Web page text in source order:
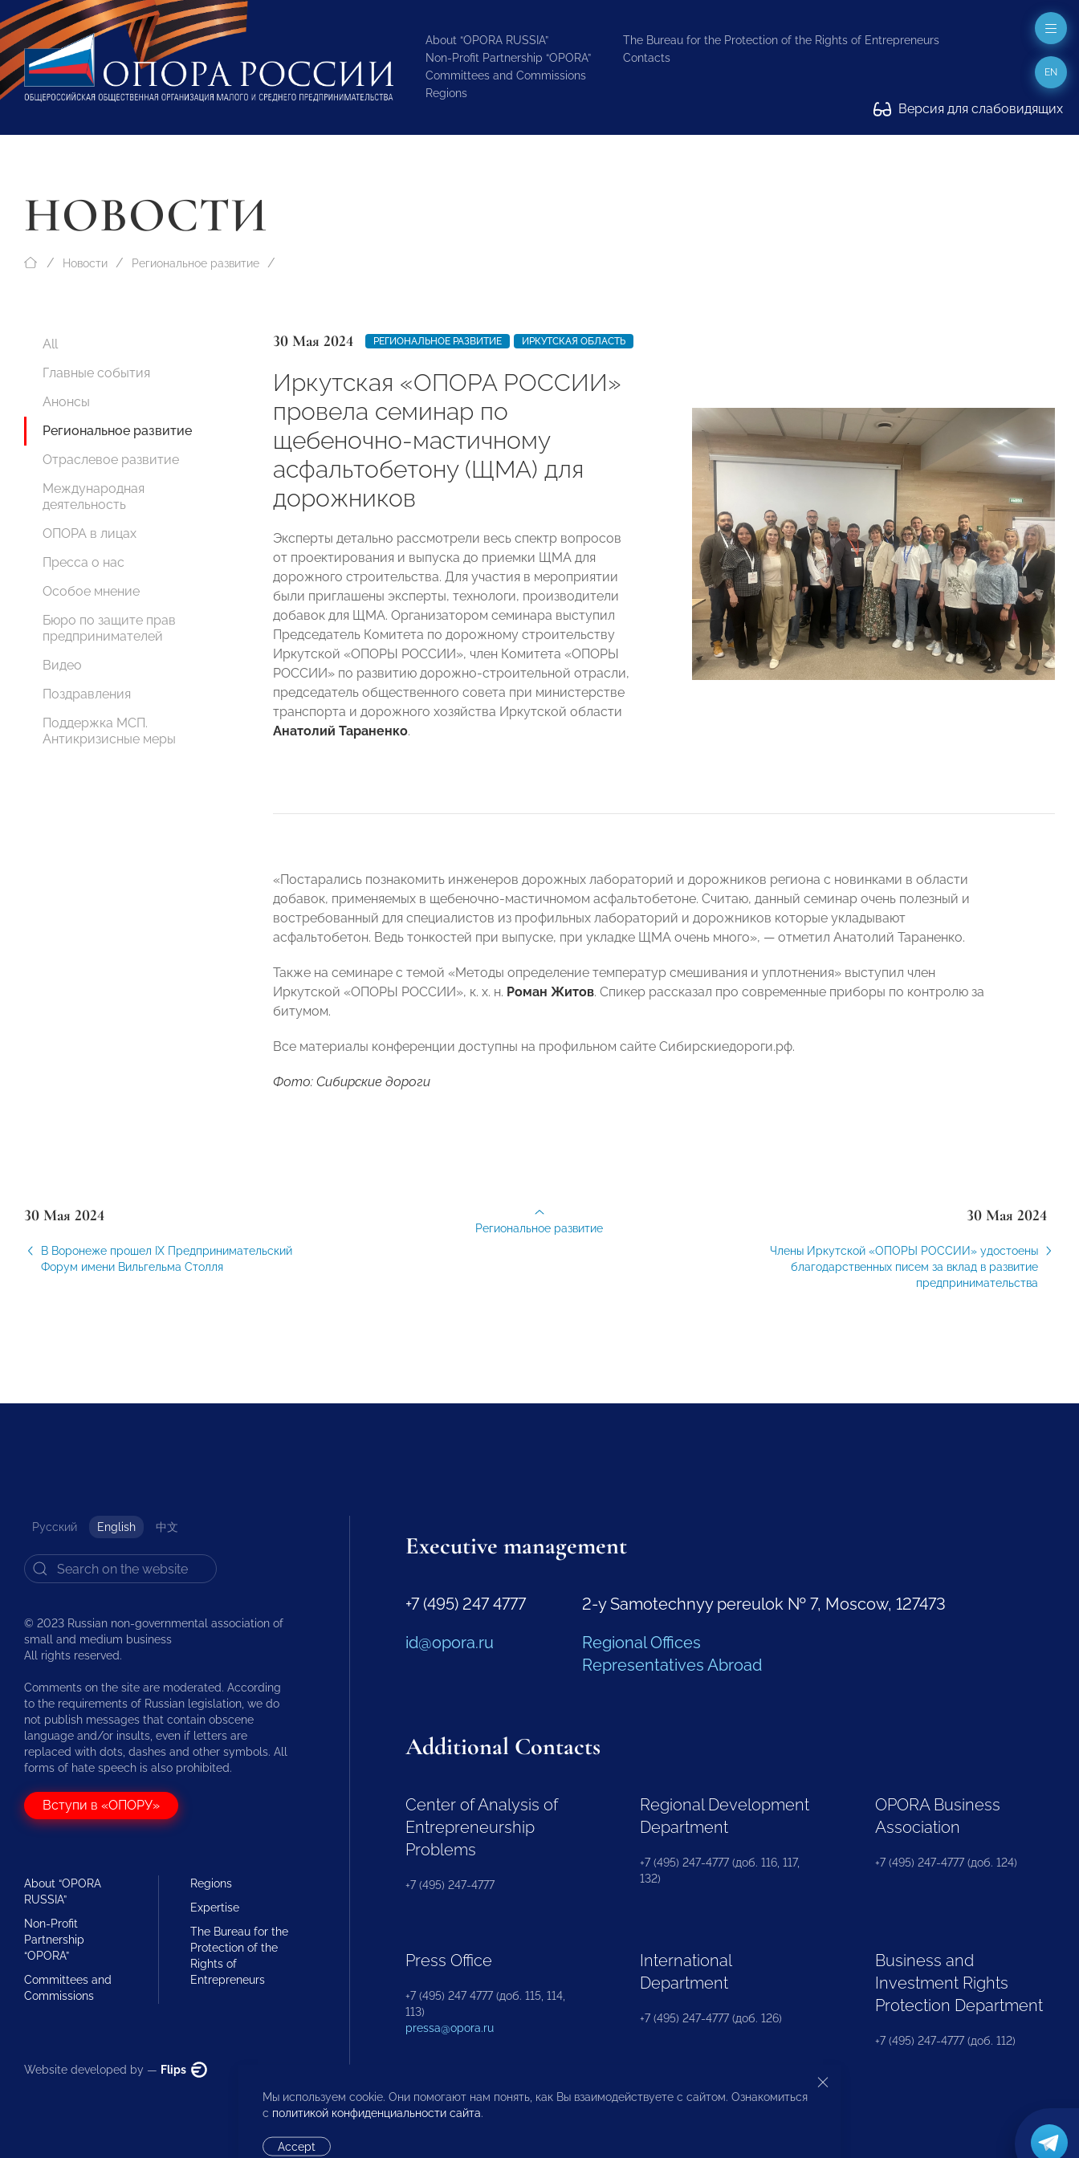
About “OPORA RUSSIA”
Non-Profit Partnership “OPORA”
Committees and Commissions
Regions
The Bureau for the Protection of the Rights of Entrepreneurs
Contacts
Версия для слабовидящих
EN
НОВОСТИ
Новости Региональное развитие
All
Главные события
Анонсы
Региональное развитие
Отраслевое развитие
Международная
деятельность
ОПОРА в лицах
Пресса о нас
Особое мнение
Бюро по защите прав
предпринимателей
Видео
Поздравления
Поддержка МСП.
Антикризисные меры
30 Мая 2024 РЕГИОНАЛЬНОЕ РАЗВИТИЕ ИРКУТСКАЯ ОБЛАСТЬ
Иркутская «ОПОРА РОССИИ»
провела семинар по
щебеночно-мастичному
асфальтобетону (ЩМА) для
дорожников
Эксперты детально рассмотрели весь спектр вопросов
от проектирования и выпуска до приемки ЩМА для
дорожного строительства. Для участия в мероприятии
были приглашены эксперты, технологи, производители
добавок для ЩМА. Организатором семинара выступил
Председатель Комитета по дорожному строительству
Иркутской «ОПОРЫ РОССИИ», член Комитета «ОПОРЫ
РОССИИ» по развитию дорожно-строительной отрасли,
председатель общественного совета при министерстве
транспорта и дорожного хозяйства Иркутской области
Анатолий Тараненко.
«Постарались познакомить инженеров дорожных лабораторий и дорожников региона с новинками в области
добавок, применяемых в щебеночно-мастичномом асфальтобетоне. Считаю, данный семинар очень полезный и
востребованный для специалистов из профильных лабораторий и дорожников которые укладывают
асфальтобетон. Ведь тонкостей при выпуске, при укладке ЩМА очень много», — отметил Анатолий Тараненко.
Также на семинаре с темой «Методы определение температур смешивания и уплотнения» выступил член
Иркутской «ОПОРЫ РОССИИ», к. х. н. Роман Житов. Спикер рассказал про современные приборы по контролю за
битумом.
Все материалы конференции доступны на профильном сайте Сибирскиедороги.рф.
Фото: Сибирские дороги
30 Мая 2024
В Воронеже прошел IX Предпринимательский
Форум имени Вильгельма Столля
30 Мая 2024
Члены Иркутской «ОПОРЫ РОССИИ» удостоены
благодарственных писем за вклад в развитие
предпринимательства
Региональное развитие
Русский English 中文
© 2023 Russian non-governmental association of
small and medium business
All rights reserved.
Comments on the site are moderated. According
to the requirements of Russian legislation, we do
not publish messages that contain obscene
language and/or insults, even if letters are
replaced with dots, dashes and other symbols. All
forms of hate speech is also prohibited.
Вступи в «ОПОРУ»
About “OPORA
RUSSIA”
Non-Profit
Partnership
“OPORA”
Committees and
Commissions
Regions
Expertise
The Bureau for the
Protection of the
Rights of
Entrepreneurs
Website developed by — Flips
Executive management
+7 (495) 247 4777
id@opora.ru
2-y Samotechnyy pereulok № 7, Moscow, 127473
Regional Offices
Representatives Abroad
Additional Contacts
Center of Analysis of
Entrepreneurship
Problems
+7 (495) 247-4777
Regional Development
Department
+7 (495) 247-4777 (доб. 116, 117,
132)
OPORA Business
Association
+7 (495) 247-4777 (доб. 124)
Press Office
+7 (495) 247 4777 (доб. 115, 114,
113)
pressa@opora.ru
International
Department
+7 (495) 247-4777 (доб. 126)
Business and
Investment Rights
Protection Department
+7 (495) 247-4777 (доб. 112)
Мы используем cookie. Они помогают нам понять, как Вы взаимодействуете с сайтом. Ознакомиться
с политикой конфиденциальности сайта.
Accept